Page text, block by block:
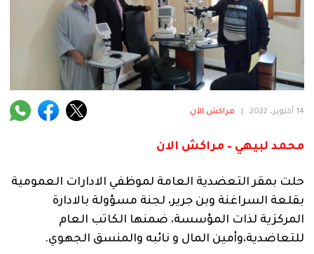
المرأة
فنية
14 أكتوبر، 2022 مراكش الآن
محمد لبيهي – مراكش الان
حلت بمقر التعضدية العامة لموظفي الادارات العمومية
بقلعة السراغنة وبن جرير، لجنة مسؤولة بالادارة
المركزية لذات المؤسسة، ضمنها الكاتب العام
للتعاضدية،وأمين المال و نائبه والمنسق الجهوي.